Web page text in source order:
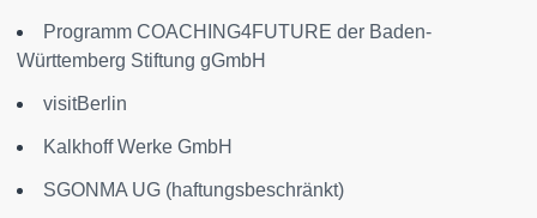
Programm COACHING4FUTURE der Baden-
Württemberg Stiftung gGmbH
visitBerlin
Kalkhoff Werke GmbH
SGONMA UG (haftungsbeschränkt)